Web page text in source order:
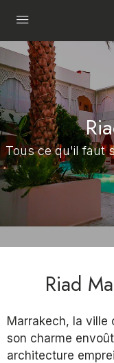
Tous ce qu'il faut
Riad
Marrakech, la ville
son charme
architecture